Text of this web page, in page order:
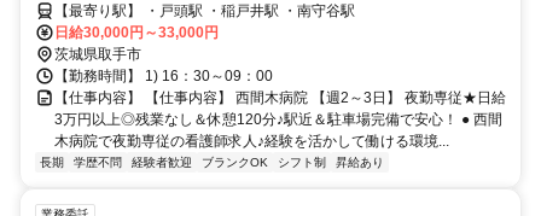
【最寄り駅】 ・戸頭駅 ・稲戸井駅 ・南守谷駅
日給30,000円～33,000円
茨城県取手市
【勤務時間】 1) 16：30～09：00
【仕事内容】 【仕事内容】 西間木病院 【週2～3日】 夜勤専従★日給
3万円以上◎残業なし＆休憩120分♪駅近＆駐車場完備で安心！ ● 西間
木病院で夜勤専従の看護師求人♪経験を活かして働ける環境...
長期 学歴不問 経験者歓迎 ブランクOK シフト制 昇給あり